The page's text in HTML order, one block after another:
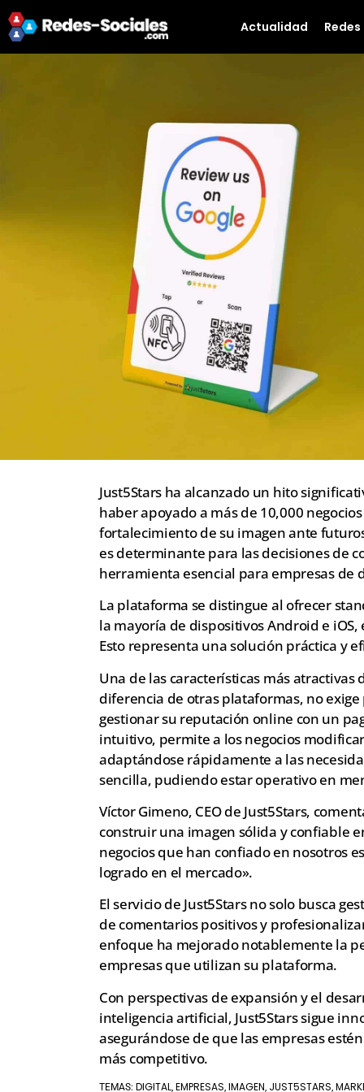
Actualidad
Just5Stars ha alcanzado un hito
haber apoyado a más de 10,000
fortalecimiento de su imagen ante
es determinante para las decisiones de
herramienta esencial para empresas de
La plataforma se distingue al ofrecer
la mayoría de dispositivos Android e
Esto representa una solución práctica y
Una de las características más atractivas
diferencia de otras plataformas, no
gestionar su reputación online con un
intuitivo, permite a los negocios
adaptándose rápidamente a las
sencilla, pudiendo estar operativo en
Víctor Gimeno, CEO de Just5Stars,
construir una imagen sólida y confiable
negocios que han confiado en nosotros
logrado en el mercado».
El servicio de Just5Stars no solo busca
de comentarios positivos y
enfoque ha mejorado notablemente la
empresas que utilizan su plataforma.
Con perspectivas de expansión y el
inteligencia artificial, Just5Stars sigue
asegurándose de que las empresas
más competitivo.
TEMAS: DIGITAL, EMPRESAS, IMAGEN, JUST5STARS,